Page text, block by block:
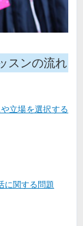
ンの流れ
場を選択する
関する問題